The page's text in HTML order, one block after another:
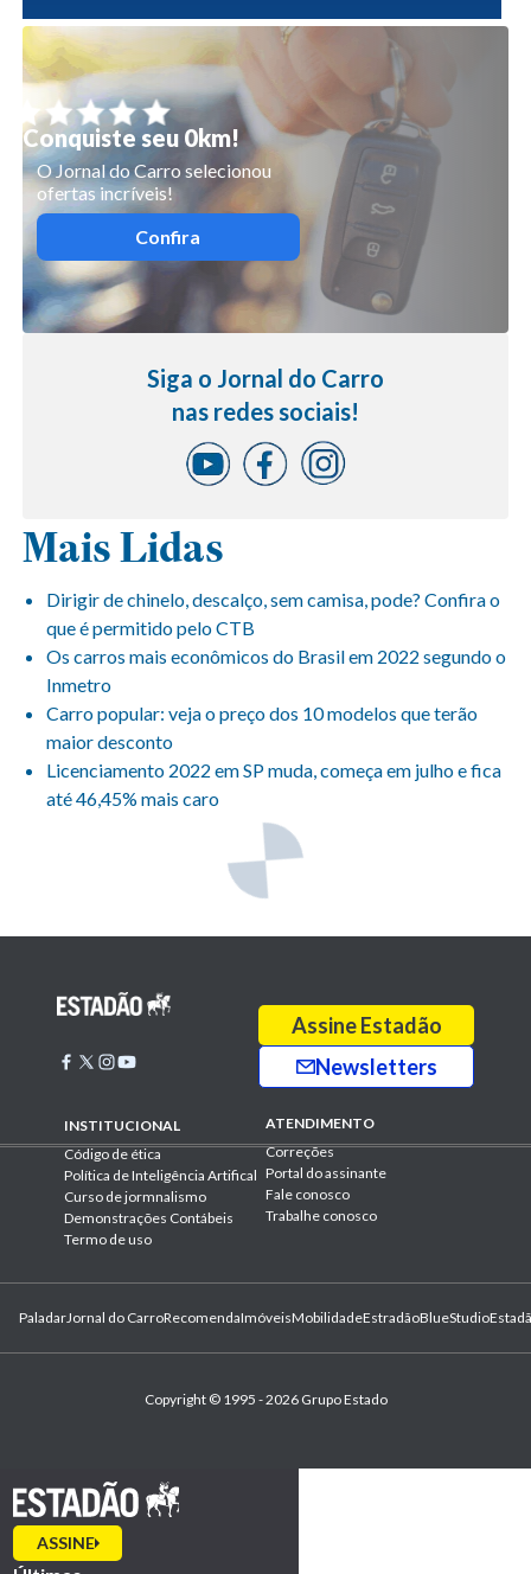
Conquiste seu 0km!
O Jornal do Carro selecionou
ofertas incríveis!
Confira
Siga o Jornal do Carro
nas redes sociais!
Mais Lidas
Dirigir de chinelo, descalço, sem camisa, pode? Confira o
que é permitido pelo CTB
Os carros mais econômicos do Brasil em 2022 segundo o
Inmetro
Carro popular: veja o preço dos 10 modelos que terão
maior desconto
Licenciamento 2022 em SP muda, começa em julho e fica
até 46,45% mais caro